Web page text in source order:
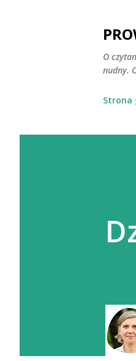
O
nudny.
Strona